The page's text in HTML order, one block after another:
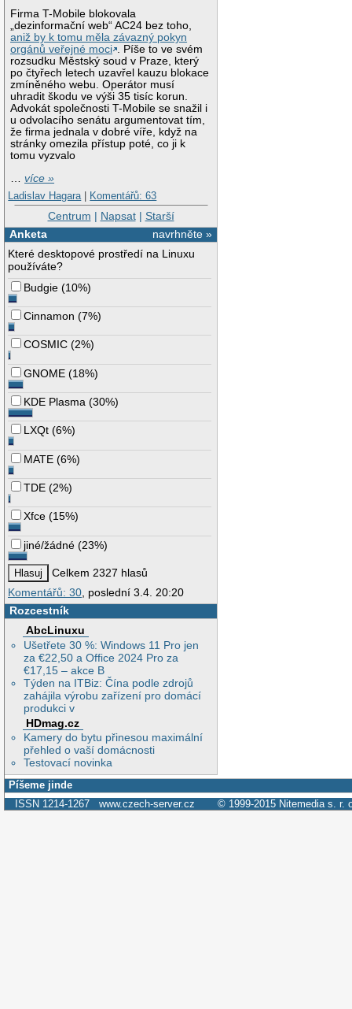
Firma T-Mobile blokovala
„dezinformační web“ AC24 bez toho,
aniž by k tomu měla závazný pokyn
orgánů veřejné moci . Píše to ve svém
rozsudku Městský soud v Praze, který
po čtyřech letech uzavřel kauzu blokace
zmíněného webu. Operátor musí
uhradit škodu ve výši 35 tisíc korun.
Advokát společnosti T-Mobile se snažil i
u odvolacího senátu argumentovat tím,
že firma jednala v dobré víře, když na
stránky omezila přístup poté, co ji k
tomu vyzvalo
…více »
Ladislav Hagara | Komentářů: 63
Centrum | Napsat| Starší
navrhněte »
Anketa
Které desktopové prostředí na Linuxu
používáte?
Budgie (10%)
Cinnamon (7%)
COSMIC (2%)
GNOME (18%)
KDE Plasma (30%)
LXQt (6%)
MATE (6%)
TDE (2%)
Xfce (15%)
jiné/žádné (23%)
Celkem 2327 hlasů
Komentářů: 30, poslední 3.4. 20:20
Rozcestník
AbcLinuxu
Ušetřete 30 %: Windows 11 Pro jen
za €22,50 a Office 2024 Pro za
€17,15 – akce B
Týden na ITBiz: Čína podle zdrojů
zahájila výrobu zařízení pro domácí
produkci v
HDmag.cz
Kamery do bytu přinesou maximální
přehled o vaší domácnosti
Testovací novinka
Píšeme jinde
ISSN 1214-1267 www.czech-server.cz © 1999-2015 Nitemedia s. r.